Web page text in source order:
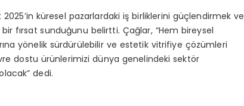
küresel pazarlardaki iş birliklerini güçlendirmek ve
fırsat sunduğunu belirtti. Çağlar, “Hem bireysel
yönelik sürdürülebilir ve estetik vitrifiye çözümleri
dostu ürünlerimizi dünya genelindeki sektör
dedi.